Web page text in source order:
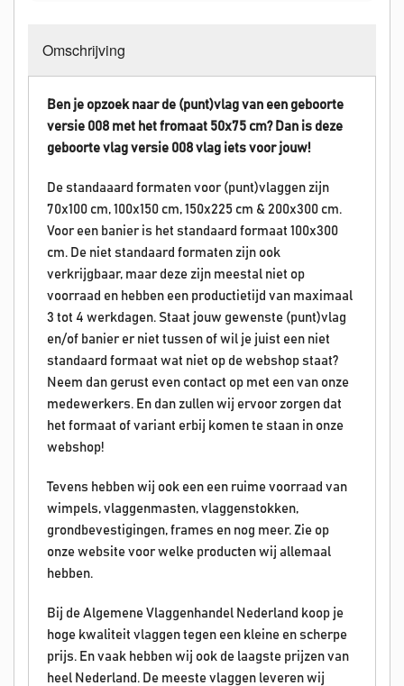
Omschrijving
Ben je opzoek naar de (punt)vlag van een geboorte
versie 008 met het fromaat 50x75 cm? Dan is deze
geboorte vlag versie 008 vlag iets voor jouw!
De standaaard formaten voor (punt)vlaggen zijn
70x100 cm, 100x150 cm, 150x225 cm & 200x300 cm.
Voor een banier is het standaard formaat 100x300
cm. De niet standaard formaten zijn ook
verkrijgbaar, maar deze zijn meestal niet op
voorraad en hebben een productietijd van maximaal
3 tot 4 werkdagen. Staat jouw gewenste (punt)vlag
en/of banier er niet tussen of wil je juist een niet
standaard formaat wat niet op de webshop staat?
Neem dan gerust even contact op met een van onze
medewerkers. En dan zullen wij ervoor zorgen dat
het formaat of variant erbij komen te staan in onze
webshop!
Tevens hebben wij ook een een ruime voorraad van
wimpels, vlaggenmasten, vlaggenstokken,
grondbevestigingen, frames en nog meer. Zie op
onze website voor welke producten wij allemaal
hebben.
Bij de Algemene Vlaggenhandel Nederland koop je
hoge kwaliteit vlaggen tegen een kleine en scherpe
prijs. En vaak hebben wij ook de laagste prijzen van
heel Nederland. De meeste vlaggen leveren wij